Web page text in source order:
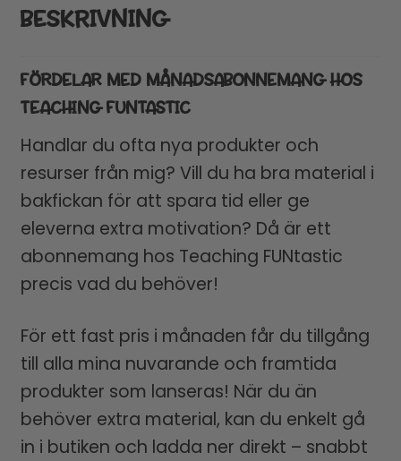
BESKRIVNING
FÖRDELAR MED MÅNADSABONNEMANG HOS
TEACHING FUNTASTIC
Handlar du ofta nya produkter och
resurser från mig? Vill du ha bra material i
bakfickan för att spara tid eller ge
eleverna extra motivation? Då är ett
abonnemang hos Teaching FUNtastic
precis vad du behöver!
För ett fast pris i månaden får du tillgång
till alla mina nuvarande och framtida
produkter som lanseras! När du än
behöver extra material, kan du enkelt gå
in i butiken och ladda ner direkt – snabbt